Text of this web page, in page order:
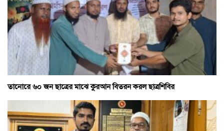
তানোরে ৬০ জন ছাত্রের মাঝে কুরআন বিতরন করল ছাত্রশিবির